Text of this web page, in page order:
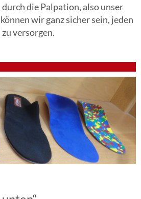
die Palpation, also unser
wir ganz sicher sein, jeden
versorgen.